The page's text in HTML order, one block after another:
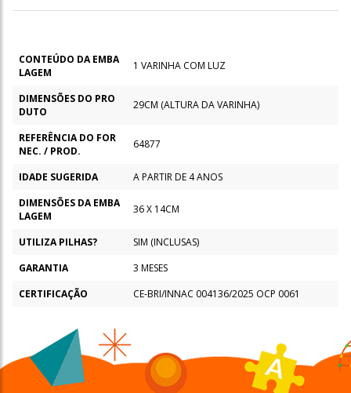
CONTEÚDO DA EMBA
LAGEM
1 VARINHA COM LUZ
DIMENSÕES DO PRO
DUTO
29CM (ALTURA DA VARINHA)
REFERÊNCIA DO FOR
NEC. / PROD.
64877
IDADE SUGERIDA
A PARTIR DE 4 ANOS
DIMENSÕES DA EMBA
LAGEM
36 X 14CM
UTILIZA PILHAS?
SIM (INCLUSAS)
GARANTIA
3 MESES
CERTIFICAÇÃO
CE-BRI/INNAC 004136/2025 OCP 0061